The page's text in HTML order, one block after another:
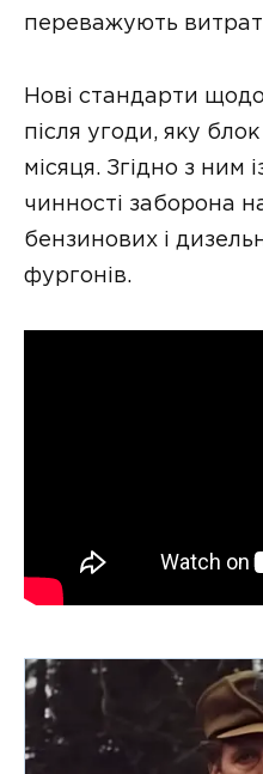
переважують
Нові стандарти
після угоди, яку
місяця. Згідно з ним
чинності заборона
бензинових і
фургонів.